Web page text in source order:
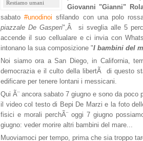
Restiamo umani
Giovanni "Gianni"
sabato#unodinoi sfilando con una polo
piazzale De Gasperi",Â si sveglia alle 5
accende il suo cellualare e ci invia con
intonano la sua composizione "I bambini del
Noi siamo ora a San Diego, in California,
democrazia e il culto della libertÃ di questo
edificare per tenere lontani i messicani.
Qui Ã¨ ancora sabato 7 giugno e sono da
il video col testo di Bepi De Marzi e la foto
fisici e morali perchÃ¨ oggi 7 giugno
giugno: veder morire altri bambini del mare...
Muoviamoci per tempo, prima che sia troppo